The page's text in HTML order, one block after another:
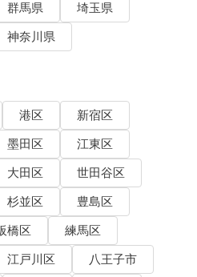
群馬県
埼玉県
神奈川県
港区
新宿区
墨田区
江東区
大田区
世田谷区
杉並区
豊島区
橋区
練馬区
江戸川区
八王子市